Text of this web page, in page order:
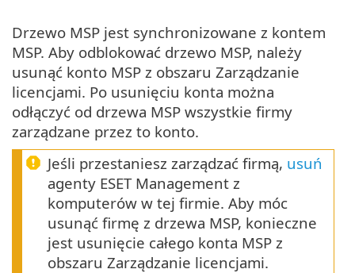
Drzewo MSP jest synchronizowane z kontem
MSP. Aby odblokować drzewo MSP, należy
usunąć konto MSP z obszaru Zarządzanie
licencjami. Po usunięciu konta można
odłączyć od drzewa MSP wszystkie firmy
zarządzane przez to konto.
Jeśli przestaniesz zarządzać firmą, usuń
agenty ESET Management z
komputerów w tej firmie. Aby móc
usunąć firmę z drzewa MSP, konieczne
jest usunięcie całego konta MSP z
obszaru Zarządzanie licencjami.